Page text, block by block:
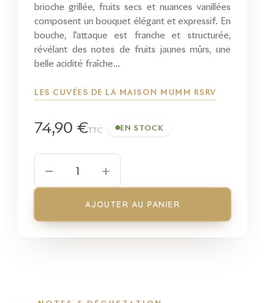
brioche grillée, fruits secs et nuances vanillées
composent un bouquet élégant et expressif. En
bouche, l'attaque est franche et structurée,
révélant des notes de fruits jaunes mûrs, une
belle acidité fraîche…
LES CUVÉES DE LA MAISON MUMM RSRV
74,90 €TTC EN STOCK
− 1 +
AJOUTER AU PANIER